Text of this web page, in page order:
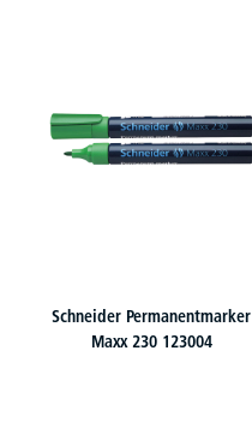
Schneider Permanentmarker
Maxx 230 123004